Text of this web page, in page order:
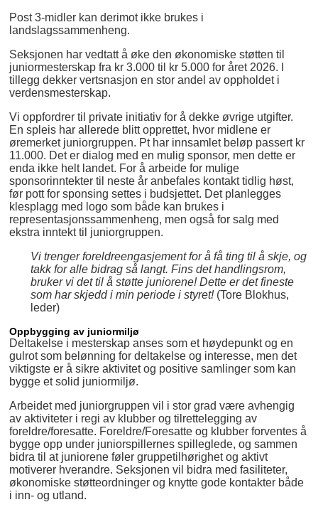
Post 3-midler kan derimot ikke brukes i
landslagssammenheng.
Seksjonen har vedtatt å øke den økonomiske støtten til
juniormesterskap fra kr 3.000 til kr 5.000 for året 2026. I
tillegg dekker vertsnasjon en stor andel av oppholdet i
verdensmesterskap.
Vi oppfordrer til private initiativ for å dekke øvrige utgifter.
En spleis har allerede blitt opprettet, hvor midlene er
øremerket juniorgruppen. Pt har innsamlet beløp passert kr
11.000. Det er dialog med en mulig sponsor, men dette er
enda ikke helt landet. For å arbeide for mulige
sponsorinntekter til neste år anbefales kontakt tidlig høst,
før pott for sponsing settes i budsjettet. Det planlegges
klesplagg med logo som både kan brukes i
representasjonssammenheng, men også for salg med
ekstra inntekt til juniorgruppen.
Vi trenger foreldreengasjement for å få ting til å skje, og
takk for alle bidrag så langt. Fins det handlingsrom,
bruker vi det til å støtte juniorene! Dette er det fineste
som har skjedd i min periode i styret!(Tore Blokhus,
leder)
Oppbygging av juniormiljø
Deltakelse i mesterskap anses som et høydepunkt og en
gulrot som belønning for deltakelse og interesse, men det
viktigste er å sikre aktivitet og positive samlinger som kan
bygge et solid juniormiljø.
Arbeidet med juniorgruppen vil i stor grad være avhengig
av aktiviteter i regi av klubber og tilrettelegging av
foreldre/foresatte. Foreldre/Foresatte og klubber forventes å
bygge opp under juniorspillernes spilleglede, og sammen
bidra til at juniorene føler gruppetilhørighet og aktivt
motiverer hverandre. Seksjonen vil bidra med fasiliteter,
økonomiske støtteordninger og knytte gode kontakter både
i inn- og utland.